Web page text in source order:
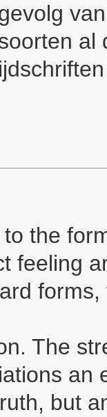
al
the
feeling
The
an
but